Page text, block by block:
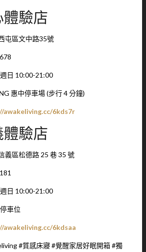
體驗店
屯區文中路35號
日 10:00-21:00
惠中停車場 (步行 4 分鐘)
awakeliving.cc/6kds7r
體驗店
義區松德路 25 巷 35 號
日 10:00-21:00
車位
awakeliving.cc/6kdsaa
#質感床寢 #覺醒家居好眠開箱 #獨